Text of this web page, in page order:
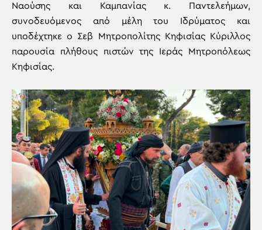
Ναούσης και Καμπανίας κ. Παντελεήμων,
συνοδευόμενος από μέλη του Ιδρύματος και
υποδέχτηκε ο Σεβ Μητροπολίτης Κηφισίας Κύριλλος
παρουσία πλήθους πιστών της Ιεράς Μητροπόλεως
Κηφισίας.